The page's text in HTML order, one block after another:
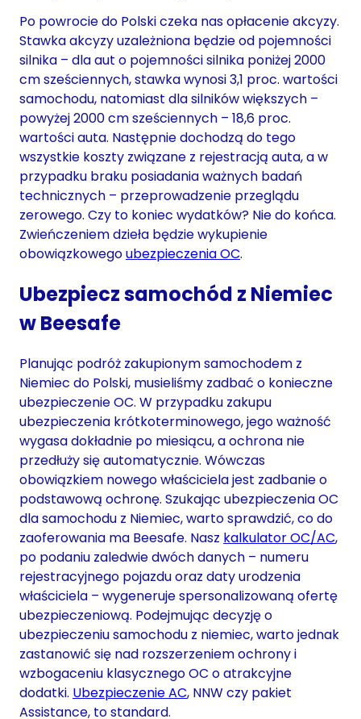
Po powrocie do Polski czeka nas opłacenie akcyzy.
Stawka akcyzy uzależniona będzie od pojemności
silnika – dla aut o pojemności silnika poniżej 2000
cm sześciennych, stawka wynosi 3,1 proc. wartości
samochodu, natomiast dla silników większych –
powyżej 2000 cm sześciennych – 18,6 proc.
wartości auta. Następnie dochodzą do tego
wszystkie koszty związane z rejestracją auta, a w
przypadku braku posiadania ważnych badań
technicznych – przeprowadzenie przeglądu
zerowego. Czy to koniec wydatków? Nie do końca.
Zwieńczeniem dzieła będzie wykupienie
obowiązkowegoubezpieczenia OC.
Ubezpiecz samochód z Niemiec
w Beesafe
Planując podróż zakupionym samochodem z
Niemiec do Polski, musieliśmy zadbać o konieczne
ubezpieczenie OC. W przypadku zakupu
ubezpieczenia krótkoterminowego, jego ważność
wygasa dokładnie po miesiącu, a ochrona nie
przedłuży się automatycznie. Wówczas
obowiązkiem nowego właściciela jest zadbanie o
podstawową ochronę. Szukając ubezpieczenia OC
dla samochodu z Niemiec, warto sprawdzić, co do
zaoferowania ma Beesafe. Nasz kalkulator OC/AC,
po podaniu zaledwie dwóch danych – numeru
rejestracyjnego pojazdu oraz daty urodzenia
właściciela – wygeneruje spersonalizowaną ofertę
ubezpieczeniową. Podejmując decyzję o
ubezpieczeniu samochodu z niemiec, warto jednak
zastanowić się nad rozszerzeniem ochrony i
wzbogaceniu klasycznego OC o atrakcyjne
dodatki. Ubezpieczenie AC, NNW czy pakiet
Assistance, to standard.